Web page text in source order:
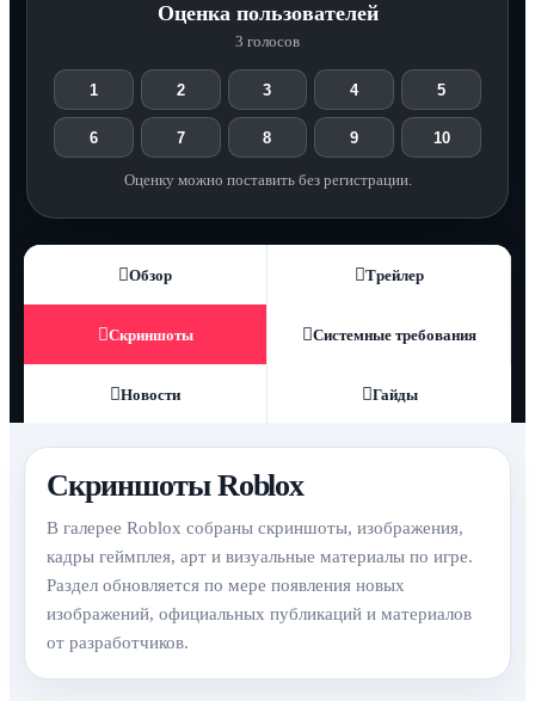
Оценка пользователей
3 голосов
1 2 3 4 5
6 7 8 9 10
Оценку можно поставить без регистрации.
Обзор Трейлер
Скриншоты Системные требования
Новости Гайды
Скриншоты Roblox
В галерее Roblox собраны скриншоты, изображения,
кадры геймплея, арт и визуальные материалы по игре.
Раздел обновляется по мере появления новых
изображений, официальных публикаций и материалов
от разработчиков.